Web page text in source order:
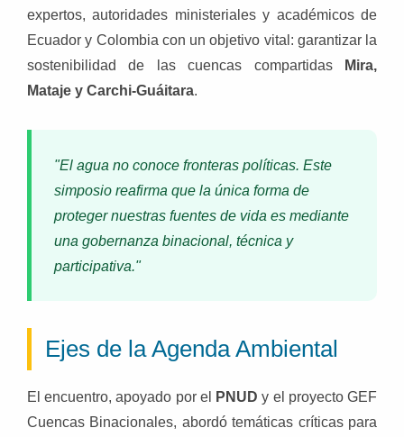
expertos, autoridades ministeriales y académicos de
Ecuador y Colombia con un objetivo vital: garantizar la
sostenibilidad de las cuencas compartidas Mira,
Mataje y Carchi-Guáitara.
"El agua no conoce fronteras políticas. Este
simposio reafirma que la única forma de
proteger nuestras fuentes de vida es mediante
una gobernanza binacional, técnica y
participativa."
Ejes de la Agenda Ambiental
El encuentro, apoyado por el PNUD y el proyecto GEF
Cuencas Binacionales, abordó temáticas críticas para